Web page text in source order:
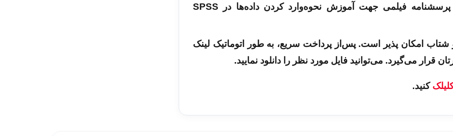
شما با خرید این محصول، همراه پرسشنامه فیلمی جهت آموزش نحوه‌وارد کردن داده‌ها در SPSS
امکان پذیر است. پس‌از پرداخت سریع، به طور اتوماتیک لینک
قرار می‌گیرد. می‌توانید فایل مورد نظر را دانلود نمایید.
کلیلک کنید.